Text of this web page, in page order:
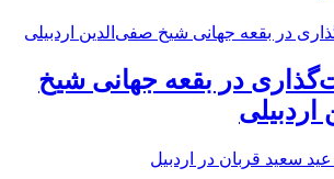
در بقعه جهانی شیخ